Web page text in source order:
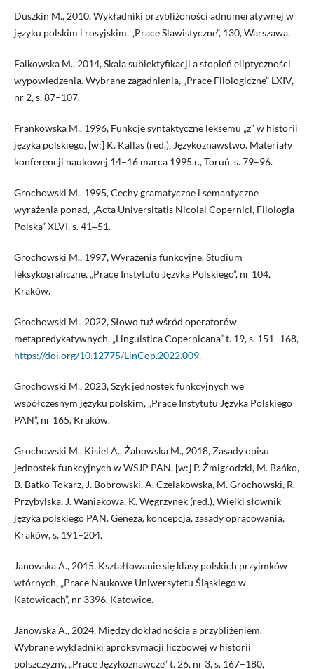
Duszkin M., 2010, Wykładniki przybliżoności adnumeratywnej w
języku polskim i rosyjskim, „Prace Slawistyczne”, 130, Warszawa.
Falkowska M., 2014, Skala subiektyfikacji a stopień eliptyczności
wypowiedzenia. Wybrane zagadnienia, „Prace Filologiczne” LXIV,
nr 2, s. 87–107.
Frankowska M., 1996, Funkcje syntaktyczne leksemu „z” w historii
języka polskiego, [w:] K. Kallas (red.), Językoznawstwo. Materiały
konferencji naukowej 14–16 marca 1995 r., Toruń, s. 79–96.
Grochowski M., 1995, Cechy gramatyczne i semantyczne
wyrażenia ponad, „Acta Universitatis Nicolai Copernici, Filologia
Polska” XLVI, s. 41‒51.
Grochowski M., 1997, Wyrażenia funkcyjne. Studium
leksykograficzne, „Prace Instytutu Języka Polskiego”, nr 104,
Kraków.
Grochowski M., 2022, Słowo tuż wśród operatorów
metapredykatywnych, „Linguistica Copernicana” t. 19, s. 151–168,
https://doi.org/10.12775/LinCop.2022.009.
Grochowski M., 2023, Szyk jednostek funkcyjnych we
współczesnym języku polskim, „Prace Instytutu Języka Polskiego
PAN”, nr 165, Kraków.
Grochowski M., Kisiel A., Żabowska M., 2018, Zasady opisu
jednostek funkcyjnych w WSJP PAN, [w:] P. Żmigrodzki, M. Bańko,
B. Batko-Tokarz, J. Bobrowski, A. Czelakowska, M. Grochowski, R.
Przybylska, J. Waniakowa, K. Węgrzynek (red.), Wielki słownik
języka polskiego PAN. Geneza, koncepcja, zasady opracowania,
Kraków, s. 191–204.
Janowska A., 2015, Kształtowanie się klasy polskich przyimków
wtórnych, „Prace Naukowe Uniwersytetu Śląskiego w
Katowicach”, nr 3396, Katowice.
Janowska A., 2024, Między dokładnością a przybliżeniem.
Wybrane wykładniki aproksymacji liczbowej w historii
polszczyzny, „Prace Językoznawcze” t. 26, nr 3, s. 167–180,